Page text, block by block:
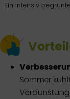
Sommer
Ein intensiv